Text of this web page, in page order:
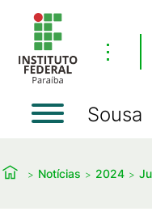
⋮
Sousa
Notícias 2024